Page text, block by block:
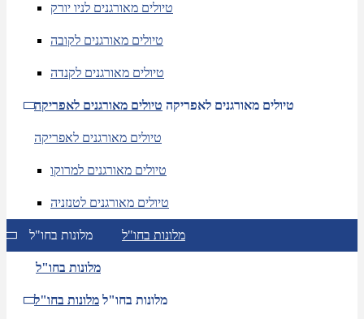
טיולים מאורגנים לניו יורק
טיולים מאורגנים לקובה
טיולים מאורגנים לקנדה
טיולים מאורגנים לאפריקה טיולים מאורגנים לאפריקה
טיולים מאורגנים לאפריקה
טיולים מאורגנים למרוקו
טיולים מאורגנים לטנזניה
מלונות בחו"ל מלונות בחו"ל
מלונות בחו"ל
מלונות בחו"ל מלונות בחו"ל